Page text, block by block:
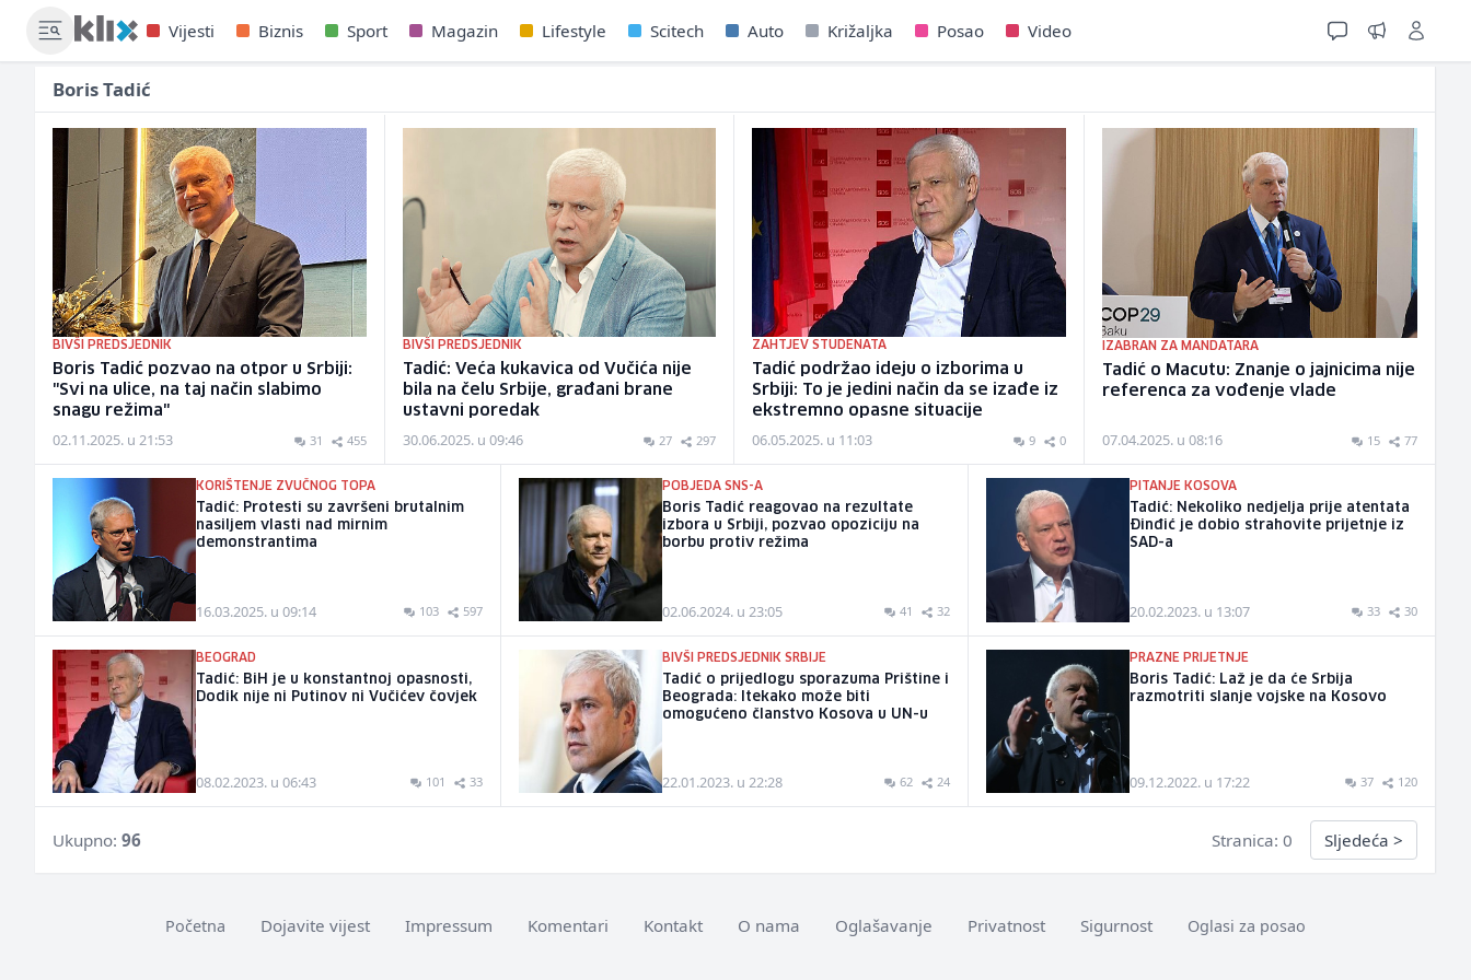
Vijesti Biznis Sport Magazin Lifestyle Scitech Auto Križaljka Posao Video
Boris Tadić
BIVŠI PREDSJEDNIK
Boris Tadić pozvao na otpor u Srbiji:
"Svi na ulice, na taj način slabimo
snagu režima"
02.11.2025. u 21:53 31 455
BIVŠI PREDSJEDNIK
Tadić: Veća kukavica od Vučića nije
bila na čelu Srbije, građani brane
ustavni poredak
30.06.2025. u 09:46 27 297
ZAHTJEV STUDENATA
Tadić podržao ideju o izborima u
Srbiji: To je jedini način da se izađe iz
ekstremno opasne situacije
06.05.2025. u 11:03 9 0
IZABRAN ZA MANDATARA
Tadić o Macutu: Znanje o jajnicima nije
referenca za vođenje vlade
07.04.2025. u 08:16 15 77
KORIŠTENJE ZVUČNOG TOPA
Tadić: Protesti su završeni brutalnim
nasiljem vlasti nad mirnim
demonstrantima
16.03.2025. u 09:14 103 597
POBJEDA SNS-A
Boris Tadić reagovao na rezultate
izbora u Srbiji, pozvao opoziciju na
borbu protiv režima
02.06.2024. u 23:05 41 32
PITANJE KOSOVA
Tadić: Nekoliko nedjelja prije atentata
Đinđić je dobio strahovite prijetnje iz
SAD-a
20.02.2023. u 13:07 33 30
BEOGRAD
Tadić: BiH je u konstantnoj opasnosti,
Dodik nije ni Putinov ni Vučićev čovjek
08.02.2023. u 06:43 101 33
BIVŠI PREDSJEDNIK SRBIJE
Tadić o prijedlogu sporazuma Prištine i
Beograda: Itekako može biti
omogućeno članstvo Kosova u UN-u
22.01.2023. u 22:28 62 24
PRAZNE PRIJETNJE
Boris Tadić: Laž je da će Srbija
razmotriti slanje vojske na Kosovo
09.12.2022. u 17:22 37 120
Ukupno: 96 Stranica: 0 Sljedeća >
Početna Dojavite vijest Impressum Komentari Kontakt O nama Oglašavanje Privatnost Sigurnost Oglasi za posao